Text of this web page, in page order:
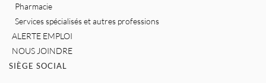
Pharmacie
Services spécialisés et autres professions
ALERTE EMPLOI
NOUS JOINDRE
SIÈGE SOCIAL